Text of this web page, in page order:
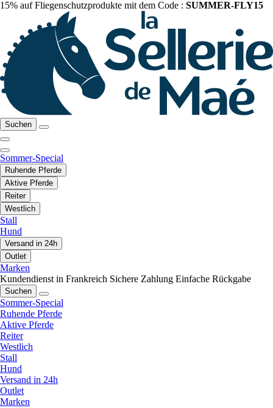
15% auf Fliegenschutzprodukte mit dem Code : SUMMER-FLY15
Suchen
Sommer-Special
Ruhende Pferde
Aktive Pferde
Reiter
Westlich
Stall
Hund
Versand in 24h
Outlet
Marken
Kundendienst in Frankreich Sichere Zahlung Einfache Rückgabe
Suchen
Sommer-Special
Ruhende Pferde
Aktive Pferde
Reiter
Westlich
Stall
Hund
Versand in 24h
Outlet
Marken